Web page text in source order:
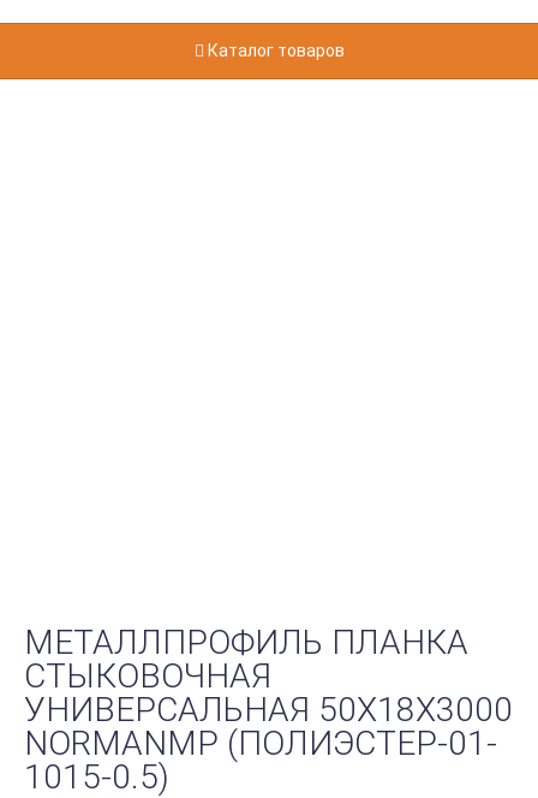
Каталог товаров
МЕТАЛЛПРОФИЛЬ ПЛАНКА
СТЫКОВОЧНАЯ
УНИВЕРСАЛЬНАЯ 50Х18Х3000
NORMANMP (ПОЛИЭСТЕР-01-
1015-0.5)